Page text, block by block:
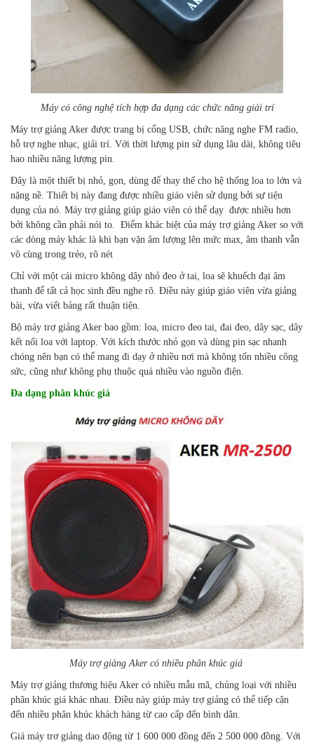
Máy có công nghệ tích hợp đa dạng các chức năng giải trí
Máy trợ giảng Aker được trang bị cổng USB, chức năng nghe FM radio,
hỗ trợ nghe nhạc, giải trí. Với thời lượng pin sử dụng lâu dài, không tiêu
hao nhiều năng lượng pin.
Đây là một thiết bị nhỏ, gọn, dùng để thay thế cho hệ thống loa to lớn và
nặng nề. Thiết bị này đang được nhiều giáo viên sử dụng bởi sự tiện
dụng của nó. Máy trợ giảng giúp giáo viên có thể dạy được nhiều hơn
bởi không cần phải nói to. Điểm khác biệt của máy trợ giảng Aker so với
các dòng máy khác là khi bạn vặn âm lượng lên mức max, âm thanh vẫn
vô cùng trong trẻo, rõ nét
Chỉ với một cái micro không dây nhỏ đeo ở tai, loa sẽ khuếch đại âm
thanh để tất cả học sinh đều nghe rõ. Điều này giúp giáo viên vừa giảng
bài, vừa viết bảng rất thuận tiện.
Bộ máy trợ giảng Aker bao gồm: loa, micro đeo tai, đai đeo, dây sạc, dây
kết nối loa với laptop. Với kích thước nhỏ gọn và dùng pin sạc nhanh
chóng nên bạn có thể mang đi dạy ở nhiều nơi mà không tốn nhiều công
sức, cũng như không phụ thuộc quá nhiều vào nguồn điện.
Đa dạng phân khúc giá
Máy trợ giảng Aker có nhiều phân khúc giá
Máy trợ giảng thương hiệu Aker có nhiều mẫu mã, chủng loại với nhiều
phân khúc giá khác nhau. Điều này giúp máy trợ giảng có thể tiếp cận
đến nhiều phân khúc khách hàng từ cao cấp đến bình dân.
Giá máy trơ giảng dao động từ 1 600 000 đồng đến 2 500 000 đồng. Với